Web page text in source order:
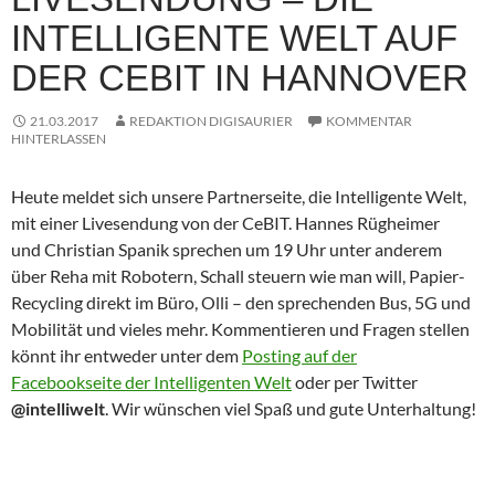
INTELLIGENTE WELT AUF
DER CEBIT IN HANNOVER
21.03.2017 REDAKTION DIGISAURIER
KOMMENTAR
HINTERLASSEN
Heute meldet sich unsere Partnerseite, die Intelligente Welt,
mit einer Livesendung von der CeBIT. Hannes Rügheimer
und Christian Spanik sprechen um 19 Uhr unter anderem
über Reha mit Robotern, Schall steuern wie man will, Papier-
Recycling direkt im Büro, Olli – den sprechenden Bus, 5G und
Mobilität und vieles mehr. Kommentieren und Fragen stellen
könnt ihr entweder unter dem Posting auf der
Facebookseite der Intelligenten Weltoder per Twitter
@intelliwelt. Wir wünschen viel Spaß und gute Unterhaltung!